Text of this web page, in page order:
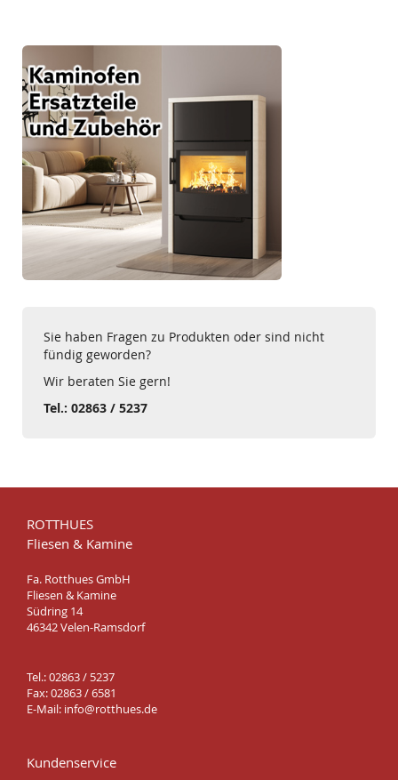
Sie haben Fragen zu Produkten oder sind nicht
fündig geworden?
Wir beraten Sie gern!
Tel.: 02863 / 5237
ROTTHUES
Fliesen & Kamine
Fa. Rotthues GmbH
Fliesen & Kamine
Südring 14
46342 Velen-Ramsdorf
Tel.: 02863 / 5237
Fax: 02863 / 6581
E-Mail: info@rotthues.de
Kundenservice